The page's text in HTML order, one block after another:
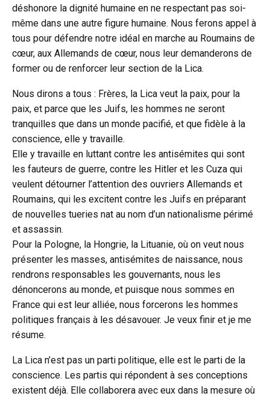
déshonore la dignité humaine en ne respectant pas soi-
même dans une autre figure humaine. Nous ferons appel à
tous pour défendre notre idéal en marche au Roumains de
cœur, aux Allemands de cœur, nous leur demanderons de
former ou de renforcer leur section de la Lica.
Nous dirons a tous : Frères, la Lica veut la paix, pour la
paix, et parce que les Juifs, les hommes ne seront
tranquilles que dans un monde pacifié, et que fidèle à la
conscience, elle y travaille.
Elle y travaille en luttant contre les antisémites qui sont
les fauteurs de guerre, contre les Hitler et les Cuza qui
veulent détourner l’attention des ouvriers Allemands et
Roumains, qui les excitent contre les Juifs en préparant
de nouvelles tueries nat au nom d’un nationalisme périmé
et assassin.
Pour la Pologne, la Hongrie, la Lituanie, où on veut nous
présenter les masses, antisémites de naissance, nous
rendrons responsables les gouvernants, nous les
dénoncerons au monde, et puisque nous sommes en
France qui est leur alliée, nous forcerons les hommes
politiques français à les désavouer. Je veux finir et je me
résume.
La Lica n’est pas un parti politique, elle est le parti de la
conscience. Les partis qui répondent à ses conceptions
existent déjà. Elle collaborera avec eux dans la mesure où